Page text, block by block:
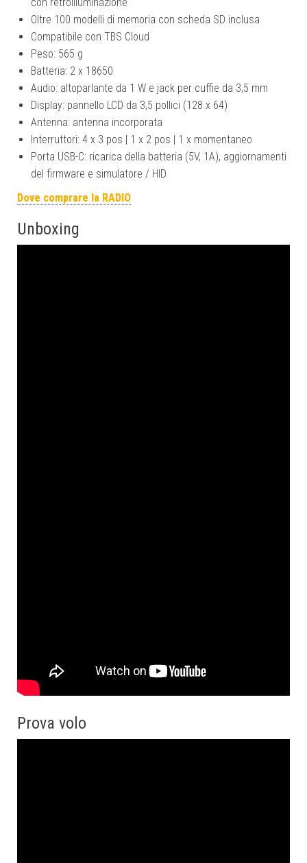
Oltre 100 modelli di memoria con scheda SD inclusa
Compatibile con TBS Cloud
Peso: 565 g
Batteria: 2 x 18650
Audio: altoparlante da 1 W e jack per cuffie da 3,5 mm
Display: pannello LCD da 3,5 pollici (128 x 64)
Antenna: antenna incorporata
Interruttori: 4 x 3 pos | 1 x 2 pos | 1 x momentaneo
Porta USB-C: ricarica della batteria (5V, 1A), aggiornamenti
del firmware e simulatore / HID
Dove comprare la RADIO
Unboxing
Prova volo